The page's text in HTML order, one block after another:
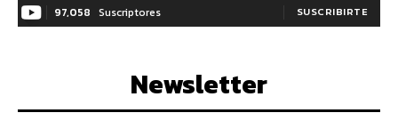
97,058 Suscriptores SUSCRIBIRTE
Newsletter